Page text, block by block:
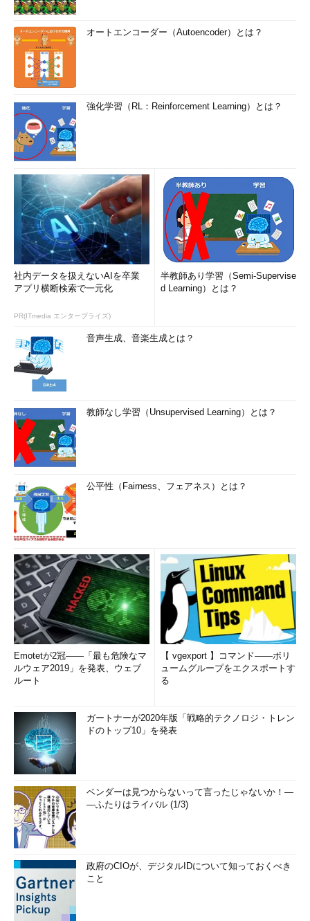
オートエンコーダー（Autoencoder）とは？
強化学習（RL：Reinforcement Learning）とは？
社内データを扱えないAIを卒業
アプリ横断検索で一元化
PR(ITmedia エンタープライズ)
半教師あり学習（Semi-Supervise
d Learning）とは？
音声生成、音楽生成とは？
教師なし学習（Unsupervised Learning）とは？
公平性（Fairness、フェアネス）とは？
Emotetが2冠――「最も危険なマ
ルウェア2019」を発表、ウェブ
ルート
【 vgexport 】コマンド――ボリ
ュームグループをエクスポートす
る
ガートナーが2020年版「戦略的テクノロジ・トレン
ドのトップ10」を発表
ベンダーは見つからないって言ったじゃないか！―
―ふたりはライバル (1/3)
政府のCIOが、デジタルIDについて知っておくべき
こと